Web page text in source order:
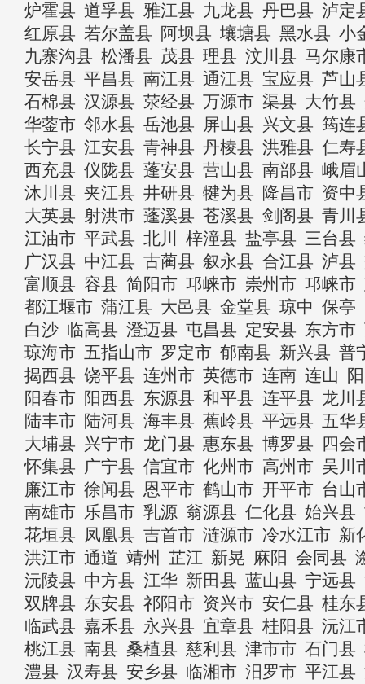
炉霍县 道孚县 雅江县 九龙县 丹巴县 泸定
红原县 若尔盖县 阿坝县 壤塘县 黑水县 小
九寨沟县 松潘县 茂县 理县 汶川县 马尔康
安岳县 平昌县 南江县 通江县 宝应县 芦山
石棉县 汉源县 荥经县 万源市 渠县 大竹县
华蓥市 邻水县 岳池县 屏山县 兴文县 筠连
长宁县 江安县 青神县 丹棱县 洪雅县 仁寿
西充县 仪陇县 蓬安县 营山县 南部县 峨眉
沐川县 夹江县 井研县 犍为县 隆昌市 资中
大英县 射洪市 蓬溪县 苍溪县 剑阁县 青川
江油市 平武县 北川 梓潼县 盐亭县 三台县
广汉县 中江县 古蔺县 叙永县 合江县 泸县
富顺县 容县 简阳市 邛崃市 崇州市 邛崃市
都江堰市 蒲江县 大邑县 金堂县 琼中 保亭
白沙 临高县 澄迈县 屯昌县 定安县 东方市
琼海市 五指山市 罗定市 郁南县 新兴县 普
揭西县 饶平县 连州市 英德市 连南 连山
阳春市 阳西县 东源县 和平县 连平县 龙川
陆丰市 陆河县 海丰县 蕉岭县 平远县 五华
大埔县 兴宁市 龙门县 惠东县 博罗县 四会
怀集县 广宁县 信宜市 化州市 高州市 吴川
廉江市 徐闻县 恩平市 鹤山市 开平市 台山
南雄市 乐昌市 乳源 翁源县 仁化县 始兴县
花垣县
凤凰县 吉首市 涟源市 冷水江市 新
洪江市 通道 靖州 芷江 新晃 麻阳 会同县
沅陵县 中方县 江华 新田县 蓝山县 宁远县
双牌县 东安县 祁阳市 资兴市 安仁县 桂东
临武县 嘉禾县 永兴县 宜章县 桂阳县 沅江
桃江县 南县 桑植县 慈利县 津市市 石门县
澧县 汉寿县 安乡县 临湘市 汨罗市 平江县